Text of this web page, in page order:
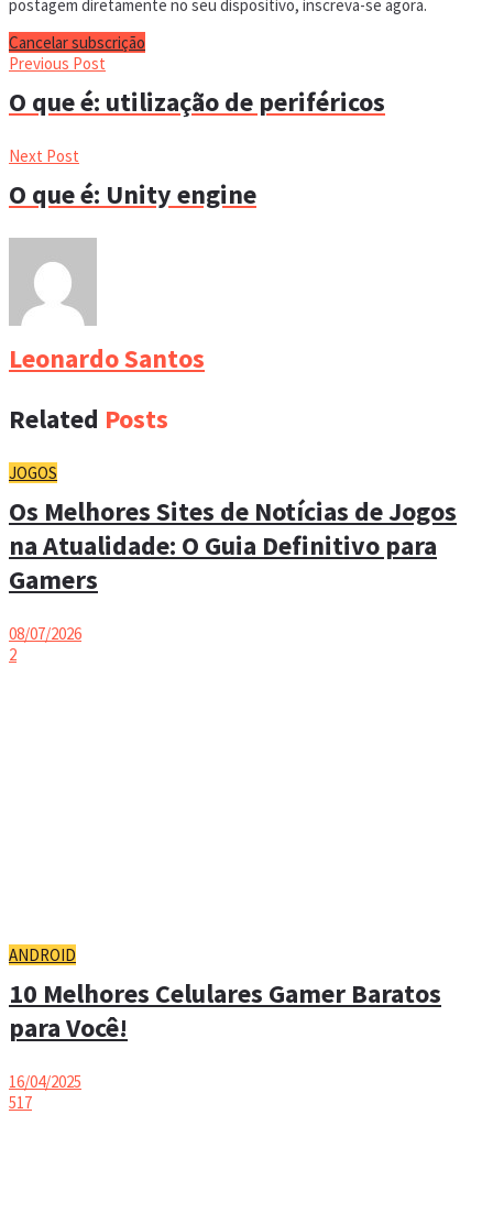
postagem diretamente no seu dispositivo, inscreva-se agora.
Cancelar subscrição
Previous Post
O que é: utilização de periféricos
Next Post
O que é: Unity engine
Leonardo Santos
Related Posts
JOGOS
Os Melhores Sites de Notícias de Jogos
na Atualidade: O Guia Definitivo para
Gamers
08/07/2026
2
ANDROID
10 Melhores Celulares Gamer Baratos
para Você!
16/04/2025
517